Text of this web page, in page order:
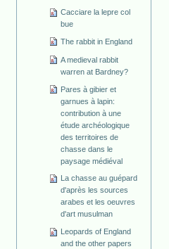
Cacciare la lepre col
bue
The rabbit in England
A medieval rabbit
warren at Bardney?
Pares à gibier et
garnues à lapin:
contribution à une
étude archéologique
des territoires de
chasse dans le
paysage médiéval
La chasse au guépard
d'après les sources
arabes et les oeuvres
d'art musulman
Leopards of England
and the other papers